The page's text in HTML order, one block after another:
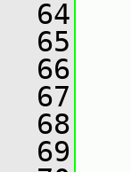
64
65
66
67
68
69